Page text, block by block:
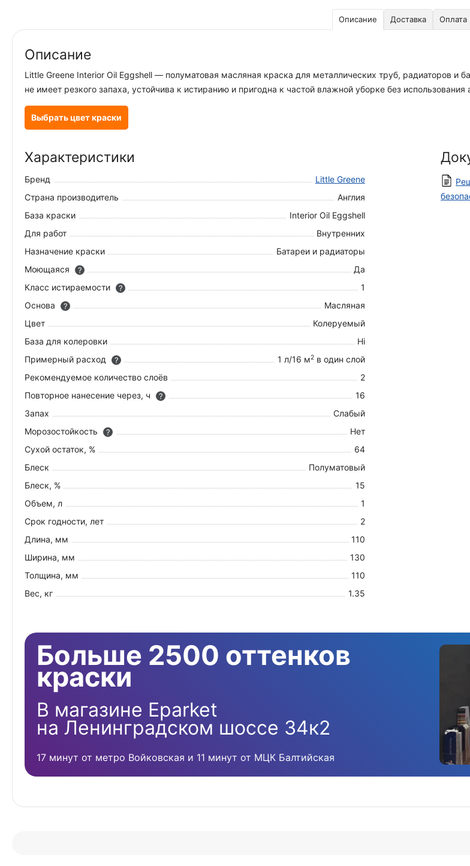
Описание Доставка Оплата
Описание
Little Greene Interior Oil Eggshell — полуматовая масляная краска для металлических труб, радиаторов
не имеет резкого запаха, устойчива к истиранию и пригодна к частой влажной уборке без
Выбрать цвет краски
Характеристики
Бренд
Little Greene
Страна производитель
Англия
База краски
Interior Oil Eggshell
Для работ
Внутренних
Назначение краски
Батареи и радиаторы
Моющаяся
?
Да
Класс истираемости
?
1
Основа
?
Масляная
Цвет
Колеруемый
База для колеровки
Hi
Примерный расход
? 1 л/16 м2в один слой
Рекомендуемое количество слоёв
2
Повторное нанесение через, ч
?
16
Запах
Слабый
Морозостойкость
?
Нет
Сухой остаток, %
64
Блеск
Полуматовый
Блеск, %
15
Объем, л
1
Срок годности, лет
2
Длина, мм
110
Ширина, мм
130
Толщина, мм
110
Вес, кг
1.35
Больше 2500 оттенков
краски
В магазине Eparket
на Ленинградском шоссе 34к2
17 минут от метро Войковская и 11 минут от МЦК Балтийская